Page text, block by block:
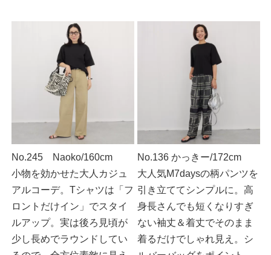
No.245 Naoko/160cm
小物を効かせた大人カジュ
アルコーデ。Tシャツは「フ
ロントだけイン」でスタイ
ルアップ。実は後ろ見頃が
少し長めでラウンドしてい
No.136 かっきー/172cm
大人気M7daysの柄パンツを
引き立ててシンプルに。高
身長さんでも短くなりすぎ
ない袖丈＆着丈でそのまま
着るだけでしゃれ見え。シ